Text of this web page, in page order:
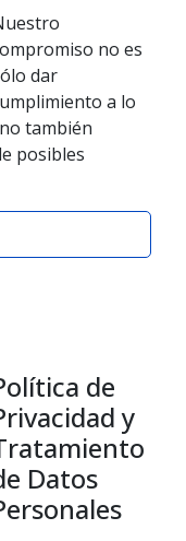
no es
dar
a lo
también
posibles
de
y
Datos